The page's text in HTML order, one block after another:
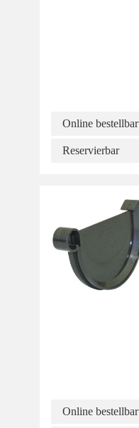
Online bestellbar
Reservierbar
Online bestellbar